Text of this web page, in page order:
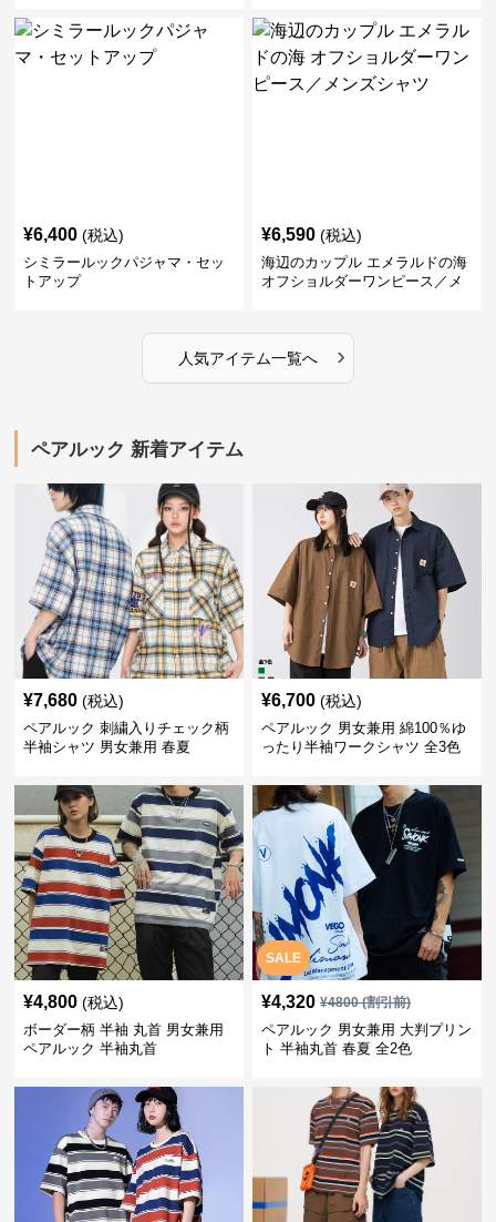
¥6,400 (税込)
シミラールックパジャマ・セッ
トアップ
¥6,590 (税込)
海辺のカップル エメラルドの海
オフショルダーワンピース／メ
人気アイテム一覧へ ›
ペアルック 新着アイテム
¥7,680 (税込)
ペアルック 刺繍入りチェック柄
半袖シャツ 男女兼用 春夏
¥6,700 (税込)
ペアルック 男女兼用 綿100％ゆ
ったり半袖ワークシャツ 全3色
¥4,800 (税込)
ボーダー柄 半袖 丸首 男女兼用
ペアルック 半袖丸首
SALE
¥4,320 ¥4800(割引前)
ペアルック 男女兼用 大判プリン
ト 半袖丸首 春夏 全2色